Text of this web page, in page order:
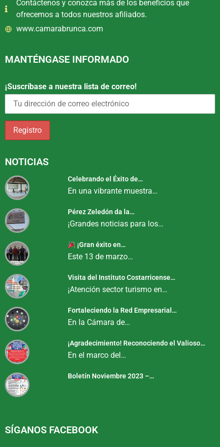
Contáctenos y conozca más de los beneficios que
ofrecemos a todos nuestros afiliados.
www.camarabrunca.com
MANTÉNGASE INFORMADO
¡Suscríbase a nuestra lista de correo!
NOTICIAS
Celebrando el Éxito de…
En una vibrante muestra…
Pérez Zeledón da la…
¡Grandes noticias para los…
¡Gran éxito en…
Este 13 de marzo…
Visita del Instituto Costarricense…
¡Atención sector turismo en…
Fortaleciendo la Red Empresarial…
En la Cámara de…
¡Agradecimiento! Reconociendo el Valioso…
En el marco del…
Boletín Noviembre 2023 –…
SÍGANOS FACEBOOK